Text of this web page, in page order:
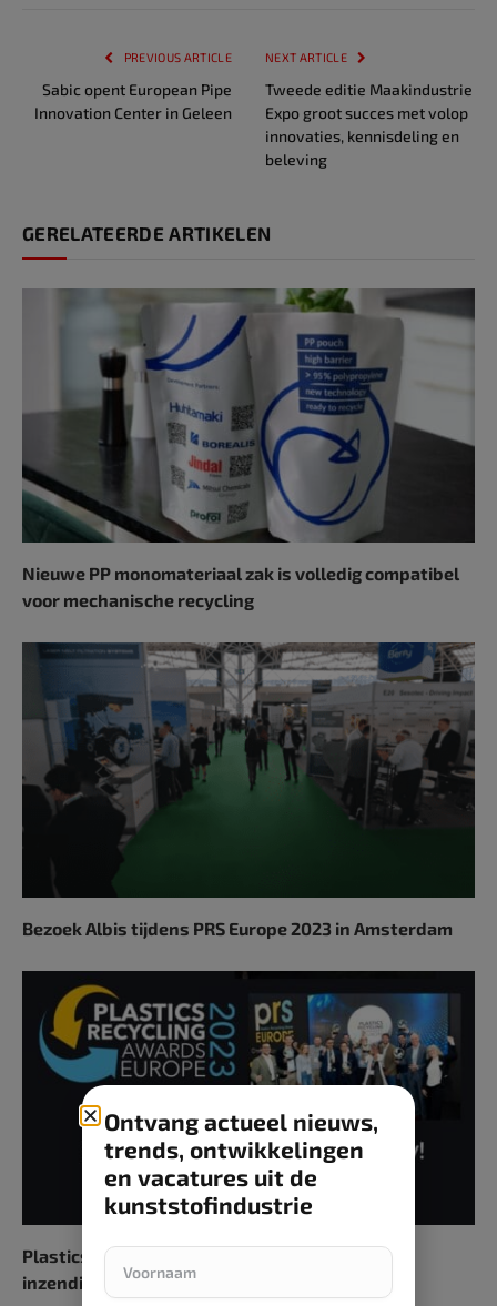
PREVIOUS ARTICLE
Sabic opent European Pipe
Innovation Center in Geleen
NEXT ARTICLE
Tweede editie Maakindustrie
Expo groot succes met volop
innovaties, kennisdeling en
beleving
GERELATEERDE ARTIKELEN
Nieuwe PP monomateriaal zak is volledig compatibel
voor mechanische recycling
Bezoek Albis tijdens PRS Europe 2023 in Amsterdam
Plastics Recycling Awards Europe open voor
inzendingen
Ontvang actueel nieuws,
trends, ontwikkelingen
en vacatures uit de
kunststofindustrie